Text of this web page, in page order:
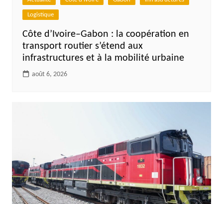
Logistique
Côte d’Ivoire–Gabon : la coopération en
transport routier s’étend aux
infrastructures et à la mobilité urbaine
août 6, 2026